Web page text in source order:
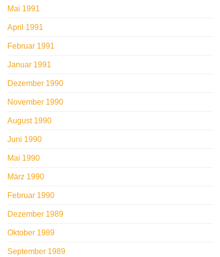
Mai 1991
April 1991
Februar 1991
Januar 1991
Dezember 1990
November 1990
August 1990
Juni 1990
Mai 1990
März 1990
Februar 1990
Dezember 1989
Oktober 1989
September 1989